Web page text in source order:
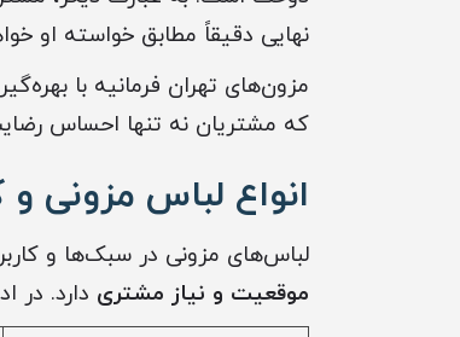
نهایی دقیقاً مطابق خواسته او
مزون‌های تهران فرمانیه با
که مشتریان نه تنها احساس
انواع لباس مزونی و
لباس‌های مزونی در سبک‌ها و
موقعیت و نیاز مشتری دارد. در